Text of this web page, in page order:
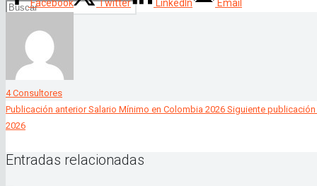
Facebook Twitter LinkedIn Email
4 Consultores
Publicación anterior Salario Mínimo en Colombia 2026 Siguiente publicación
2026
Entradas relacionadas